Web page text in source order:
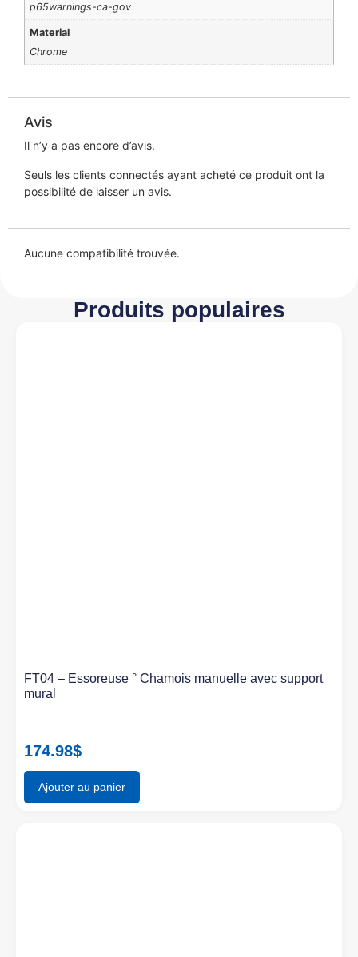
p65warnings-ca-gov
Material
Chrome
Avis
Il n’y a pas encore d’avis.
Seuls les clients connectés ayant acheté ce produit ont la
possibilité de laisser un avis.
Aucune compatibilité trouvée.
Produits populaires
FT04 – Essoreuse ° Chamois manuelle avec support
mural
174.98$
Ajouter au panier